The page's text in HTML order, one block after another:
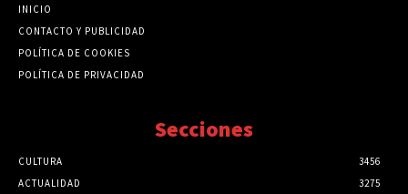
INICIO
CONTACTO Y PUBLICIDAD
POLÍTICA DE COOKIES
POLÍTICA DE PRIVACIDAD
Secciones
CULTURA
3456
ACTUALIDAD
3275